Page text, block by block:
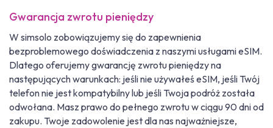
Gwarancja zwrotu pieniędzy
W simsolo zobowiązujemy się do zapewnienia
bezproblemowego doświadczenia z naszymi usługami eSIM.
Dlatego oferujemy gwarancję zwrotu pieniędzy na
następujących warunkach: jeśli nie używałeś eSIM, jeśli Twój
telefon nie jest kompatybilny lub jeśli Twoja podróż została
odwołana. Masz prawo do pełnego zwrotu w ciągu 90 dni od
zakupu. Twoje zadowolenie jest dla nas najważniejsze,